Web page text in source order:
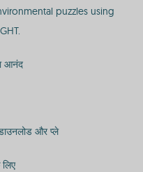
puzzles using
आनंद
और प्ले